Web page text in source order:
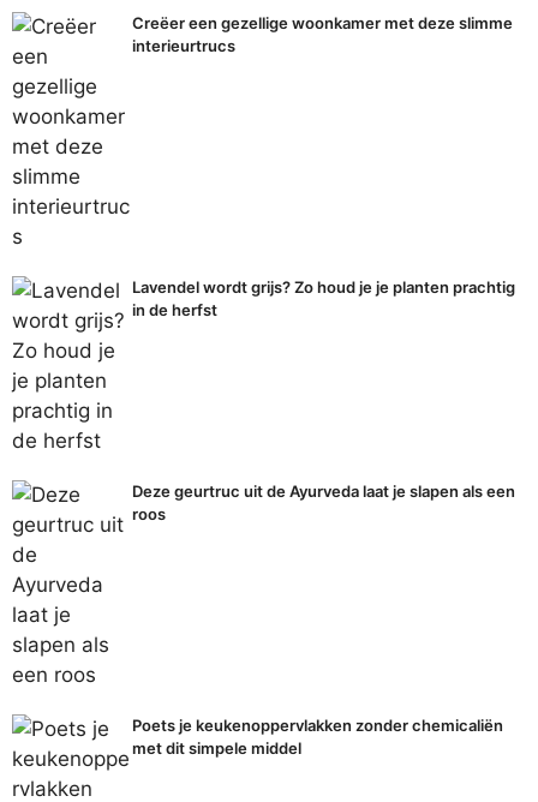
Creëer een gezellige woonkamer met deze slimme
interieurtrucs
Lavendel wordt grijs? Zo houd je je planten prachtig
in de herfst
Deze geurtruc uit de Ayurveda laat je slapen als een
roos
Poets je keukenoppervlakken zonder chemicaliën
met dit simpele middel